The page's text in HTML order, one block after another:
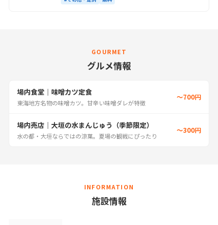
GOURMET
グルメ情報
場内食堂｜味噌カツ定食
東海地方名物の味噌カツ。甘辛い味噌ダレが特徴
〜700円
場内売店｜大垣の水まんじゅう（季節限定）
水の都・大垣ならではの涼菓。夏場の観戦にぴったり
〜300円
INFORMATION
施設情報